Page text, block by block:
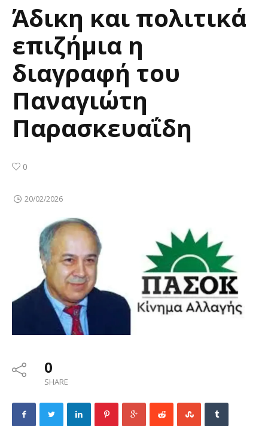
Άδικη και πολιτικά
επιζήμια η
διαγραφή του
Παναγιώτη
Παρασκευαΐδη
0
20/02/2026
0
SHARE